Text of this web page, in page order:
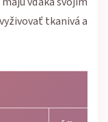
tkanivá a